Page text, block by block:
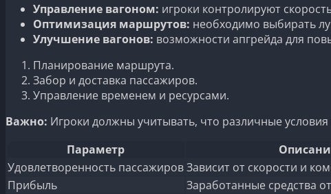
Управление вагоном: игроки контролируют
Оптимизация маршрутов: необходимо выбирать
Улучшение вагонов: возможности апгрейда для
Планирование маршрута.
Забор и доставка пассажиров.
Управление временем и ресурсами.
Важно: Игроки должны учитывать, что различные
Параметр
Удовлетворенность пассажировЗависит от скорости и
Прибыль
Заработанные средства